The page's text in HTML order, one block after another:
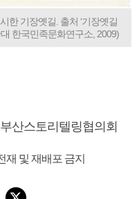
한 기장옛길. 출처 ‘기장옛길
한국민족문화연구소, 2009)
산스토리텔링협의회
재 및 재배포 금지